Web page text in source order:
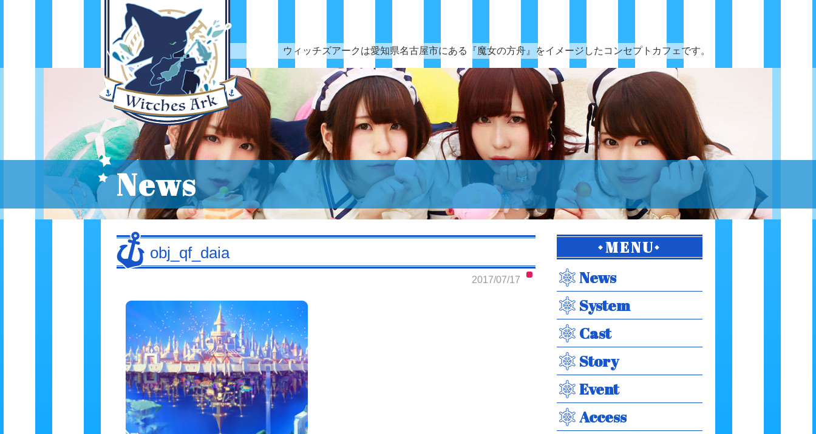
ウィッチズアークは愛知県名古屋市にある『魔女の方舟』をイメージしたコンセプトカフェです。
News
obj_qf_daia
2017/07/17
MENU
News
System
Cast
Story
Event
Access